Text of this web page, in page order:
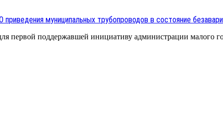
муниципальных трубопроводов в состояние
первой поддержавшей инициативу администрации малого